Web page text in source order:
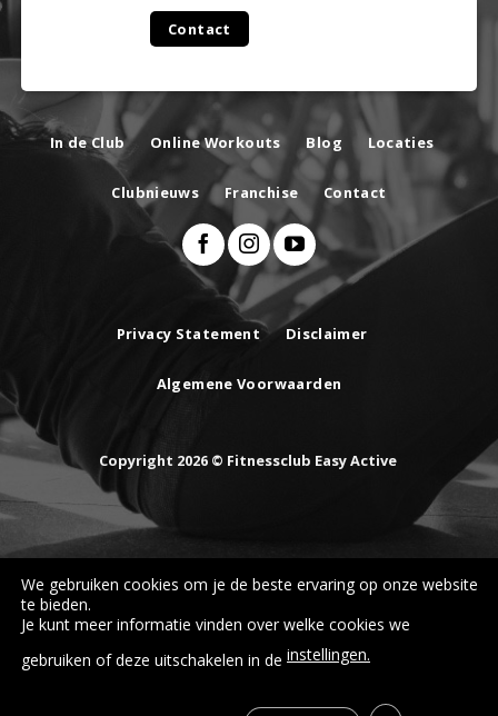
Contact
In de Club Online Workouts Blog Locaties
Clubnieuws Franchise Contact
Privacy Statement Disclaimer
Algemene Voorwaarden
Copyright 2026 © Fitnessclub Easy Active
We gebruiken cookies om je de beste ervaring op onze website
te bieden.
Je kunt meer informatie vinden over welke cookies we
gebruiken of deze uitschakelen in de instellingen.